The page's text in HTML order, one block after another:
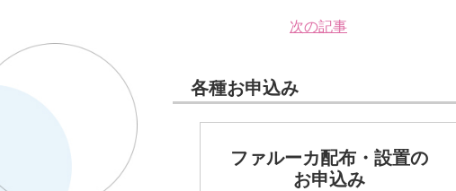
次の記事
各種お申込み
ファルーカ配布・設置の
お申込み